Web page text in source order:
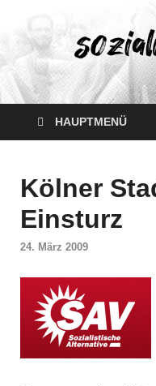
HAUPTMENÜ
Kölner
Einsturz
24. März 2009